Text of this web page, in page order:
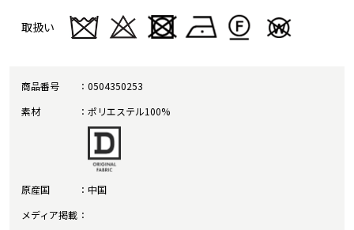
取扱い
商品番号
0504350253
素材
ポリエステル100%
原産国
中国
メディア掲載